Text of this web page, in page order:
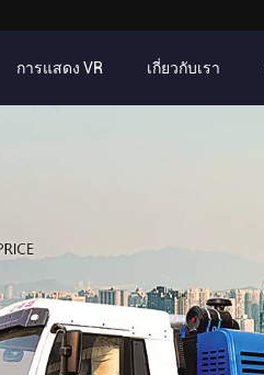
การแสดง VR เกี่ยวกับเรา